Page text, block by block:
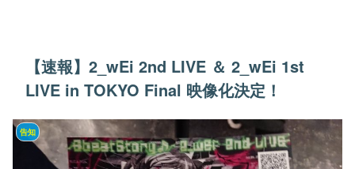
【速報】2_wEi 2nd LIVE ＆ 2_wEi 1st
LIVE in TOKYO Final 映像化決定！
告知